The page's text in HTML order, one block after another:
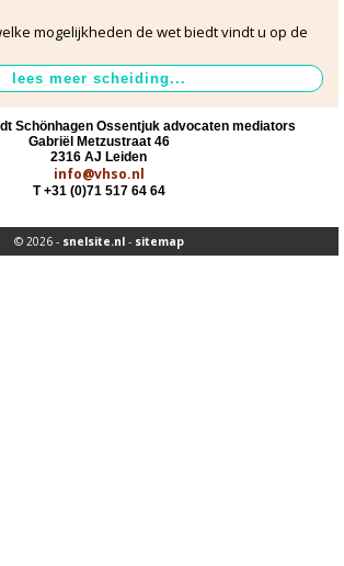
>
>
>
>
>
mogelijkheden de wet biedt vindt u op de
Schönhagen Ossentjuk advocaten mediators
Gabriël Metzustraat 46
2316 AJ Leiden
info@vhso.nl
T +31 (0)71 517 64 64
© 2026 - snelsite.nl- sitemap